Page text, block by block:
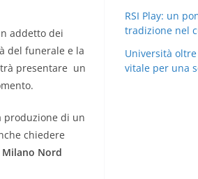
addetto dei
del funerale e la
presentare un
produzione di un
chiedere
Nord
RSI Play: un
tradizione nel
Università
vitale per una